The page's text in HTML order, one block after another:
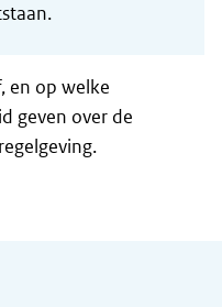
en op welke
geven over de